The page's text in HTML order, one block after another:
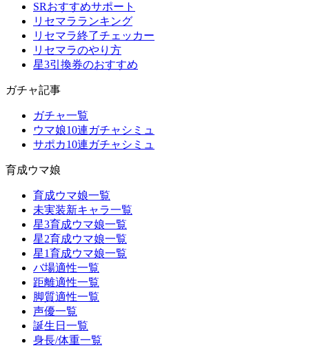
SRおすすめサポート
リセマラランキング
リセマラ終了チェッカー
リセマラのやり方
星3引換券のおすすめ
ガチャ記事
ガチャ一覧
ウマ娘10連ガチャシミュ
サポカ10連ガチャシミュ
育成ウマ娘
育成ウマ娘一覧
未実装新キャラ一覧
星3育成ウマ娘一覧
星2育成ウマ娘一覧
星1育成ウマ娘一覧
バ場適性一覧
距離適性一覧
脚質適性一覧
声優一覧
誕生日一覧
身長/体重一覧